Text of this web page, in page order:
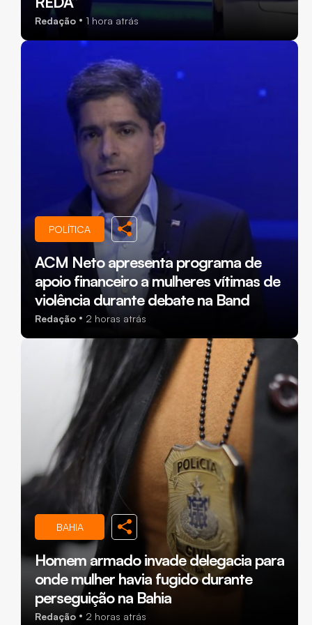
Redação 1 hora atrás
POLÍTICA
ACM Neto apresenta programa de
apoio financeiro a mulheres vítimas de
violência durante debate na Band
Redação 2 horas atrás
BAHIA
Homem armado invade delegacia para
onde mulher havia fugido durante
perseguição na Bahia
Redação 2 horas atrás